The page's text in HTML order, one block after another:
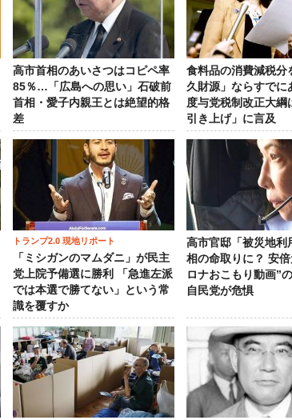
高市首相のあいさつはコピペ率
85％…「広島への思い」石破前
首相・愛子内親王とは絶望的格
差
食料品の消費減税分
久財源」ならすでに
度与党税制改正大綱
引き上げ」に言及
トランプ2.0 現地リポート
「ミシガンのマムダニ」が民主
党上院予備選に勝利 「急進左派
では本選で勝てない」という常
識を覆すか
高市官邸「被災地利
相の命取りに？ 安倍
ロナおこもり動画”
自民党が危惧